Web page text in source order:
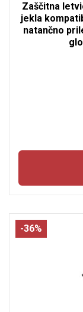
Zaščitna
jekla
natančno
-36%